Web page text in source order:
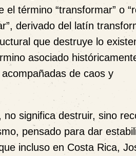
término “transformar” o
derivado del latín
que destruye lo
asociado
de caos y
significa destruir, sino
pensado para dar
incluso en Costa Rica,